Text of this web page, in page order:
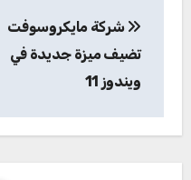
المقالات
شركة مايكروسوفت
تضيف ميزة جديدة في
ويندوز 11